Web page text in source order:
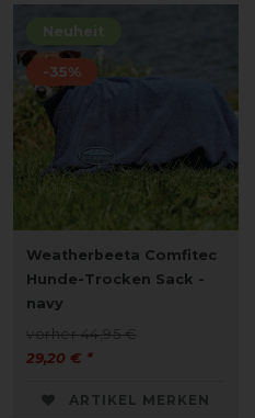
Neuheit
-35%
Weatherbeeta Comfitec
Hunde-Trocken Sack -
navy
vorher 44,95 €
29,20 € *
ARTIKEL MERKEN